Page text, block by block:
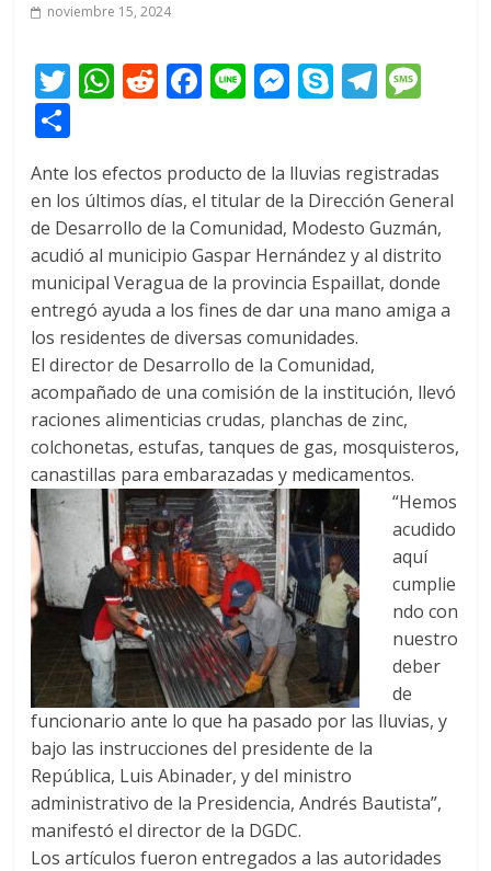
noviembre 15, 2024
T
er
W
s
A
p
p
R
di
t
F
b
o
o
k
Li M
e
n
g
er
S
p
e
T
gr
a
m
a
g
e
o
m
p
ar
ti
r
Ante los efectos producto de la lluvias registradas
en los últimos días, el titular de la Dirección General
de Desarrollo de la Comunidad, Modesto Guzmán,
acudió al municipio Gaspar Hernández y al distrito
municipal Veragua de la provincia Espaillat, donde
entregó ayuda a los fines de dar una mano amiga a
los residentes de diversas comunidades.
El director de Desarrollo de la Comunidad,
acompañado de una comisión de la institución, llevó
raciones alimenticias crudas, planchas de zinc,
colchonetas, estufas, tanques de gas, mosquisteros,
canastillas para embarazadas y medicamentos.
“Hemos
acudido
aquí
cumplie
ndo con
nuestro
deber
de
funcionario ante lo que ha pasado por las lluvias, y
bajo las instrucciones del presidente de la
República, Luis Abinader, y del ministro
administrativo de la Presidencia, Andrés Bautista”,
manifestó el director de la DGDC.
Los artículos fueron entregados a las autoridades